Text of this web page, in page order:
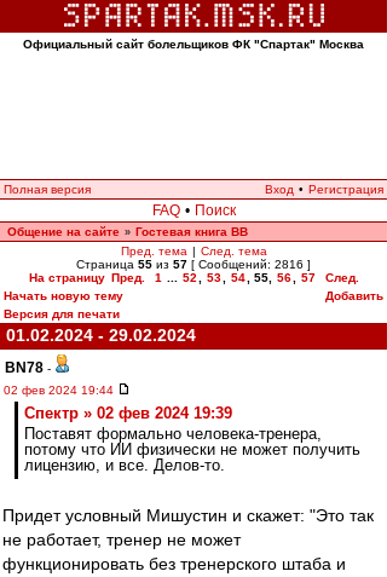
Официальный сайт болельщиков ФК "Спартак" Москва
Полная версия Вход • Регистрация
FAQ • Поиск
Общение на сайте » Гостевая книга ВВ
Пред. тема | След. тема
Страница 55 из 57 [ Сообщений: 2816 ]
На страницу Пред. 1 52 53 54 55, 56 57
След.
Начать новую тему
Добавить
Версия для печати
01.02.2024 - 29.02.2024
BN78 -
02 фев 2024 19:44
Спектр » 02 фев 2024 19:39
Поставят формально человека-тренера,
потому что ИИ физически не может получить
лицензию, и все. Делов-то.
Придет условный Мишустин и скажет: "Это так
не работает, тренер не может
функционировать без тренерского штаба и